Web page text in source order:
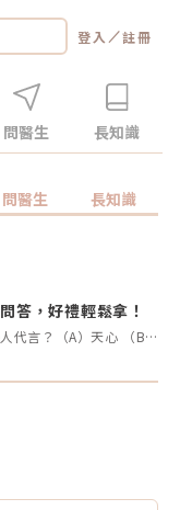
登入 ／註冊
問醫生 長知識
問醫生 長知識
答，好禮輕鬆拿！
【本週考題】1.「第三代海芙音波」是由哪位藝人代言？（A）天心 （B）陳美鳳 （C）蕭薔 （D）蔡淑臻2.PRP療法的全名是什麼？（A）皮膚再生療法 （B）自體脂肪填充 （C）高濃度血小板血漿療法 （D）增肌減脂3.下列哪3種療程用來提升臉部輪廓線條有幫助？（A）電波拉皮 （B）肉毒桿菌素 （C）玻尿酸 （D）水光針4.以下哪個品牌的玻尿酸在市場上有「隱形玻尿酸」的稱號？（A）仙女玻尿酸 （B）瑞絲朗 （C）喬雅登 （D）緹奧希5.以下哪個針劑品牌來自韓國？（A）4D舒顏萃 （B）洢蓮絲 （C）喬雅登（D）喬雅露【本週活動時間】9/9(一)AM09:00-9/15 PM23:59(日)【活動獎勵】《LINE POINTS 50點》抽10名會員【活動方式】1.活動期間每週一AM09:00將在活動討論區釋出5道醫美問題。2.於每週日23:59回覆截止，經核對皆符合活動規範，將於次週一抽出得獎者、發放獎勵。3.若經查詢發佈無意義的回文，則喪失抽獎、獲獎資格。例如：非主題回覆、未完整回覆等。4.每位會員在當週僅限參與問答乙次。5.若當週獲獎的會員帳號，次週仍可參與問答和抽獎。6.連續4週皆有參與問答者，不論答案是否正確，皆可參加抽「LINE POINTS 100點」。7.每週一會於對應的活動討論區最下方公布得獎會員，請獲獎者務必加入「醫美圈圈官方LINE」以利獎勵發放。【回文範例】1.近期李英愛代言的醫美療程名稱？（A）Z音波（B）十倍電波 （C）精靈電波2.BTL EMFACE中文療程名稱？（A）菲斯波（B）時空E電波3.EMBODY其中療程效果是減脂嗎？（A）是 （B）否4.有小鳳凰之稱的是什麼？（A）玩美電波（B）索夫波 （C）翡翠電波5.玩美電波是由哪位藝人代言？（A）小S （B）隋棠（C）梁詠琪回文範例：Z音波，菲斯波，是，玩美電波，小S※請依照上述回覆格式，以避免混亂。第四週的正確答案如下：蔡淑臻，高濃度血小板血漿療法，電波拉皮、肉毒桿菌素、玻尿酸，緹奧希，喬雅露